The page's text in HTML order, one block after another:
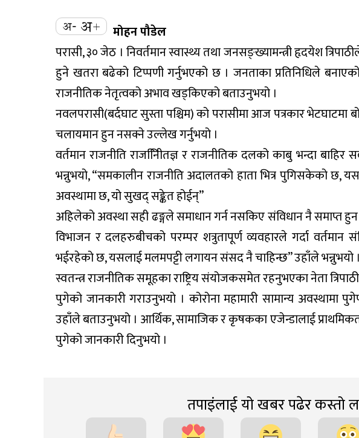
मोहन पौडेल
परासी, ३० जेठ । निवर्तमान स्वास्थ्य तथा जनसङ्ख्यामन्त्री हृदयेश
हुने खतरा बढेको टिप्पणी गर्नुभएको छ । जनताका प्रतिनिधिले
राजनीतिक नेतृत्वको अभाव खड्किएको बताउनुभयो ।
नवलपरासी(बर्दघाट सुस्ता पश्चिम) को परासीमा आज पत्रकार भेटघाटमा
चलायमान हुन नसक्ने उल्लेख गर्नुभयो ।
वर्तमान राजनीति राजनीिितज्ञ र राजनीतिक दलको काबु भन्दा
भन्नुभयो, “समकालीन राजनीति अदालतको हाता भित्र पुगिसकेको छ,
अवस्थामा छ, यो सुखद् सङ्केत होईन्”
अहिलेको अवस्था सही ढङ्गले समाधान गर्न नसकिए संविधान नै समाप्त
विभाजन र दलहरुबीचको परम्पर शत्रुतापूर्ण व्यवहारले गर्दा वर्तमान
भईरहेको छ, यसलाई मलमपट्टी लगायन संसद नै चाहिन्छ” उहाँले भन्नुभयो ।
स्वतन्त्र राजनीतिक समूहका राष्ट्रिय संयोजकसमेत रहनुभएका नेता
पुगेको जानकारी गराउनुभयो । कोरोना महामारी सामान्य अवस्थामा
उहाँले बताउनुभयो । आर्थिक, सामाजिक र कृषकका एजेन्डालाई
पुगेको जानकारी दिनुभयो ।
तपाइंलाई यो खबर पढेर कस्तो